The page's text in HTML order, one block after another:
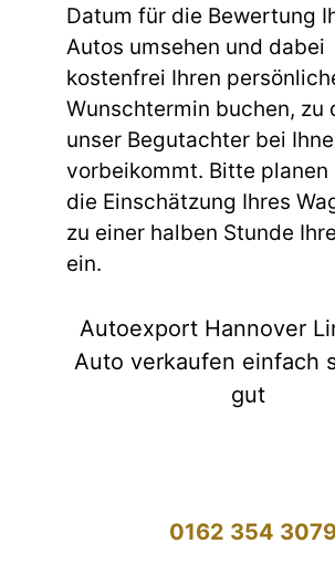
Datum für die Bewertung
Autos umsehen und dabei
kostenfrei Ihren
Wunschtermin buchen, zu
unser Begutachter bei
vorbeikommt. Bitte planen
die Einschätzung Ihres
zu einer halben Stunde
ein.
Autoexport Hannover
Auto verkaufen einfach
gut
0162 354